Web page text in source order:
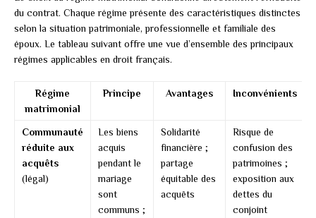
du contrat. Chaque régime présente des caractéristiques distinctes
selon la situation patrimoniale, professionnelle et familiale des
époux. Le tableau suivant offre une vue d’ensemble des principaux
régimes applicables en droit français.
Régime
matrimonial
Principe Avantages Inconvénients
Communauté
réduite aux
acquêts
(légal)
Les biens
acquis
pendant le
mariage
sont
communs ;
Solidarité
financière ;
partage
équitable des
acquêts
Risque de
confusion des
patrimoines ;
exposition aux
dettes du
conjoint